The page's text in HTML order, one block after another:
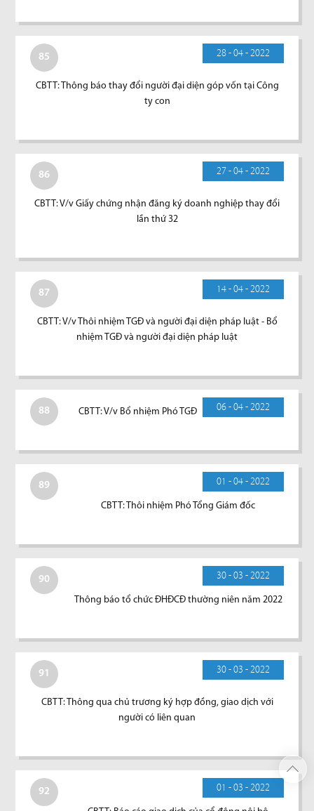
85 28 - 04 - 2022
CBTT: Thông báo thay đổi người đại diện góp vốn tại Công
ty con
86 27 - 04 - 2022
CBTT: V/v Giấy chứng nhận đăng ký doanh nghiệp thay đổi
lần thứ 32
87 14 - 04 - 2022
CBTT: V/v Thôi nhiệm TGĐ và người đại diện pháp luật - Bổ
nhiệm TGĐ và người đại diện pháp luật
88 06 - 04 - 2022
CBTT: V/v Bổ nhiệm Phó TGĐ
89 01 - 04 - 2022
CBTT: Thôi nhiệm Phó Tổng Giám đốc
90 30 - 03 - 2022
Thông báo tổ chức ĐHĐCĐ thường niên năm 2022
91 30 - 03 - 2022
CBTT: Thông qua chủ trương ký hợp đồng, giao dịch với
người có liên quan
92 01 - 03 - 2022